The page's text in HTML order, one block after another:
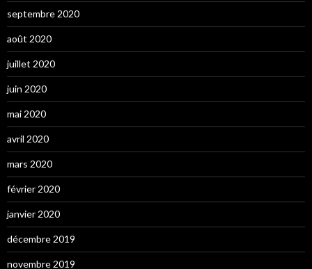
septembre 2020
août 2020
juillet 2020
juin 2020
mai 2020
avril 2020
mars 2020
février 2020
janvier 2020
décembre 2019
novembre 2019